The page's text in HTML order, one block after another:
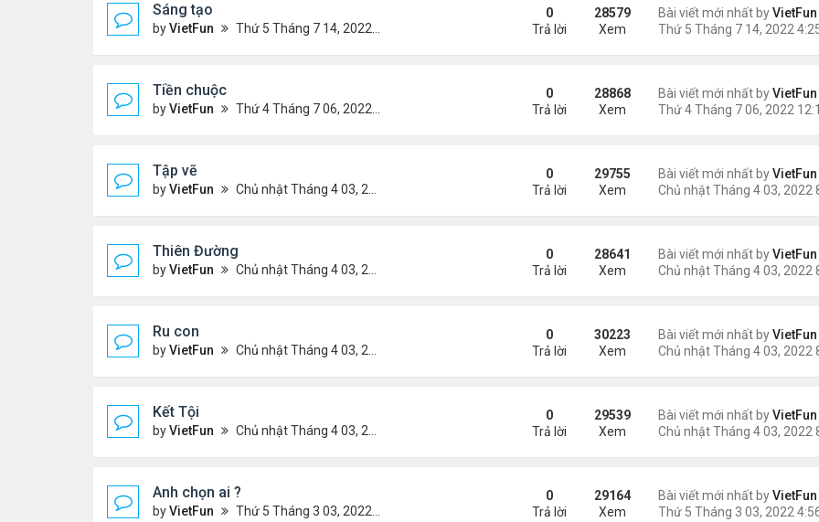
Sáng tạo
byVietFun Thứ 5 Tháng 7 14, 2022 4:25 pm
Bài viết mới nhất byVietFun
0
Trả lời
28579
Xem
Tiền chuộc
byVietFun Thứ 4 Tháng 7 06, 2022 12:18 pm
Bài viết mới nhất byVietFun
0
Trả lời
28868
Xem
Tập vẽ
byVietFun Chủ nhật Tháng 4 03, 2022 8:25 pm
Bài viết mới nhất byVietFun
0
Trả lời
29755
Xem
Thiên Đường
byVietFun Chủ nhật Tháng 4 03, 2022 8:24 pm
Bài viết mới nhất byVietFun
0
Trả lời
28641
Xem
Ru con
byVietFun Chủ nhật Tháng 4 03, 2022 8:23 pm
Bài viết mới nhất byVietFun
0
Trả lời
30223
Xem
Kết Tội
byVietFun Chủ nhật Tháng 4 03, 2022 8:20 pm
Bài viết mới nhất byVietFun
0
Trả lời
29539
Xem
Anh chọn ai ?
byVietFun Thứ 5 Tháng 3 03, 2022 4:56 pm
Bài viết mới nhất byVietFun
0
Trả lời
29164
Xem